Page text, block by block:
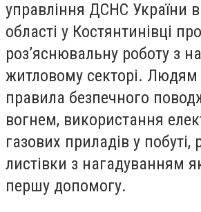
управління ДСНС України
області у Костянтинівці
роз’яснювальну роботу з
житловому секторі. Людям
правила безпечного
вогнем, використання
газових приладів у побуті,
листівки з нагадуванням
першу допомогу.